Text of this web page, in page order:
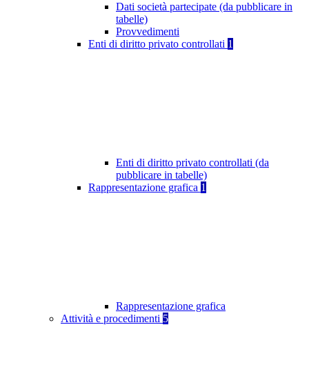
Dati società partecipate (da pubblicare in
tabelle)
Provvedimenti
Enti di diritto privato controllati 1
Enti di diritto privato controllati (da
pubblicare in tabelle)
Rappresentazione grafica 1
Rappresentazione grafica
Attività e procedimenti 5